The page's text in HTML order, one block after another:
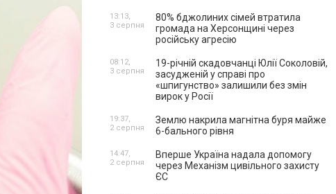
80% бджолиних сімей втратила
громада на Херсонщині через
російську агресію
13:13,
3 серпня
19-річній скадовчанці Юлії Соколовій,
засудженій у справі про
«шпигунство» залишили без змін
вирок у Росії
08:12,
3 серпня
Землю накрила магнітна буря майже
6-бального рівня
19:37,
2 серпня
Вперше Україна надала допомогу
через Механізм цивільного захисту
ЄС
14:47,
2 серпня